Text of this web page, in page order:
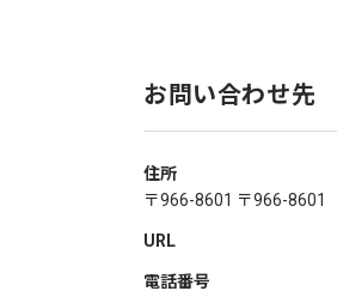
お問い合わせ先
住所
〒966-8601 〒966-
URL
電話番号